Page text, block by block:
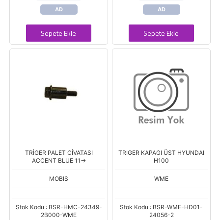
AD
Sepete Ekle
AD
Sepete Ekle
TRİGER PALET CİVATASI
ACCENT BLUE 11->
MOBIS
Stok Kodu : BSR-HMC-24349-
2B000-WME
TRIGER KAPAGI ÜST HYUNDAI
H100
WME
Stok Kodu : BSR-WME-HD01-
24056-2